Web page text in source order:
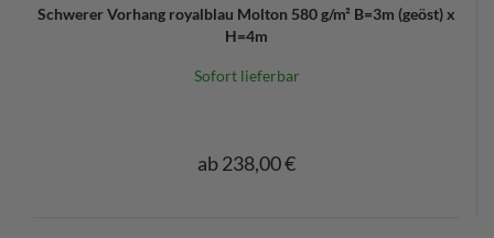
Schwerer Vorhang royalblau Molton 580 g/m² B=3m (geöst) x
H=4m
Sofort lieferbar
ab 238,00 €